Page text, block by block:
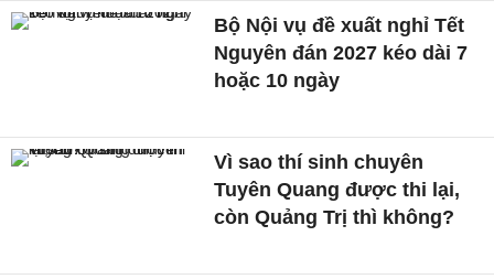
Bộ Nội vụ đề xuất nghỉ Tết
Nguyên đán 2027 kéo dài 7
hoặc 10 ngày
Vì sao thí sinh chuyên
Tuyên Quang được thi lại,
còn Quảng Trị thì không?